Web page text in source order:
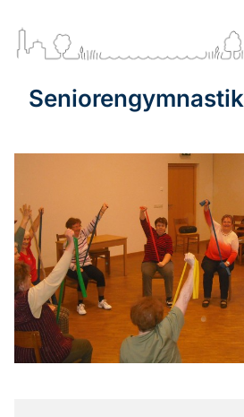
Seniorengymnastik